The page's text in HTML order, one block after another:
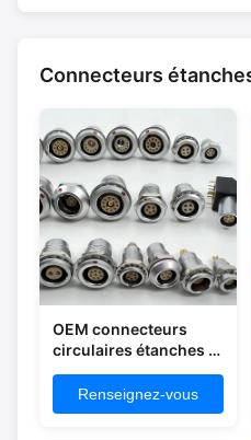
Connecteurs
OEM connecteurs
circulaires étanches à
l'eau profonde sous-
marins électriques
Renseignez-vous